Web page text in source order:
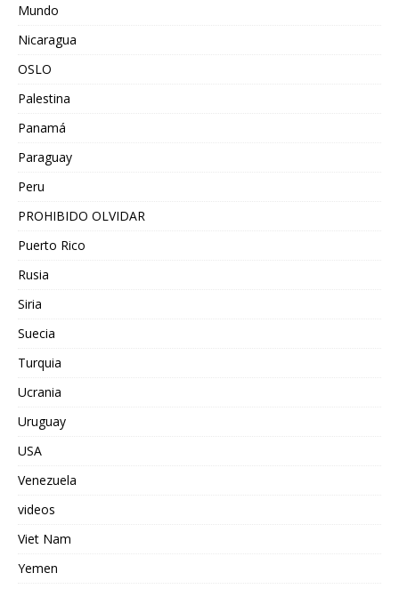
Mundo
Nicaragua
OSLO
Palestina
Panamá
Paraguay
Peru
PROHIBIDO OLVIDAR
Puerto Rico
Rusia
Siria
Suecia
Turquia
Ucrania
Uruguay
USA
Venezuela
videos
Viet Nam
Yemen